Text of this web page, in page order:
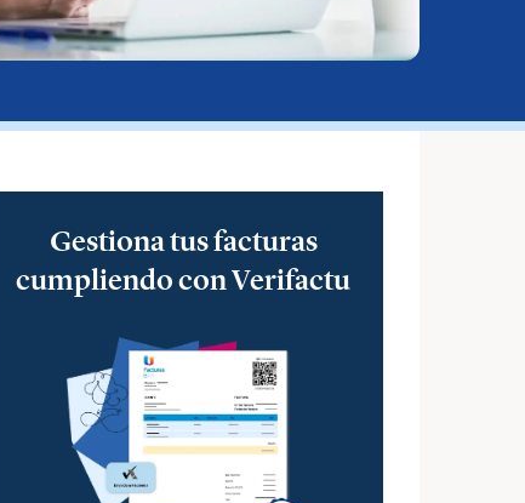
Gestiona tus facturas
cumpliendo con Verifactu